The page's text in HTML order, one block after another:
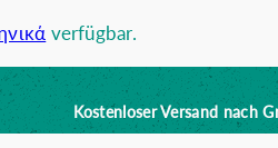
verfügbar.
Kostenloser Versand nach